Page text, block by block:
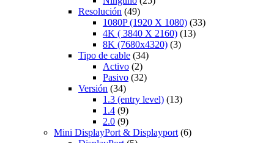
Resolución (49)
1080P (1920 X 1080) (33)
4K ( 3840 X 2160) (13)
8K (7680x4320) (3)
Tipo de cable (34)
Activo (2)
Pasivo (32)
Versión (34)
1.3 (entry level) (13)
1.4 (9)
2.0 (9)
Mini DisplayPort & Displayport (6)